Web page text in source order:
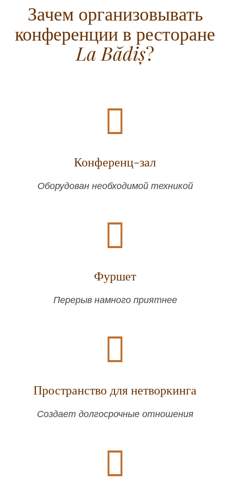
Зачем организовывать
конференции в ресторане
La Bădiș?
Конференц-зал
Оборудован необходимой техникой
Фуршет
Перерыв намного приятнее
Пространство для нетворкинга
Создает долгосрочные отношения